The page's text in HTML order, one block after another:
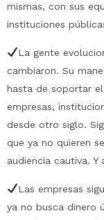
mismas, con sus
instituciones
La gente
cambiaron. Su
hasta de soportar
empresas,
desde otro siglo.
que ya no quieren
audiencia cautiva.
Las empresas
ya no busca dinero